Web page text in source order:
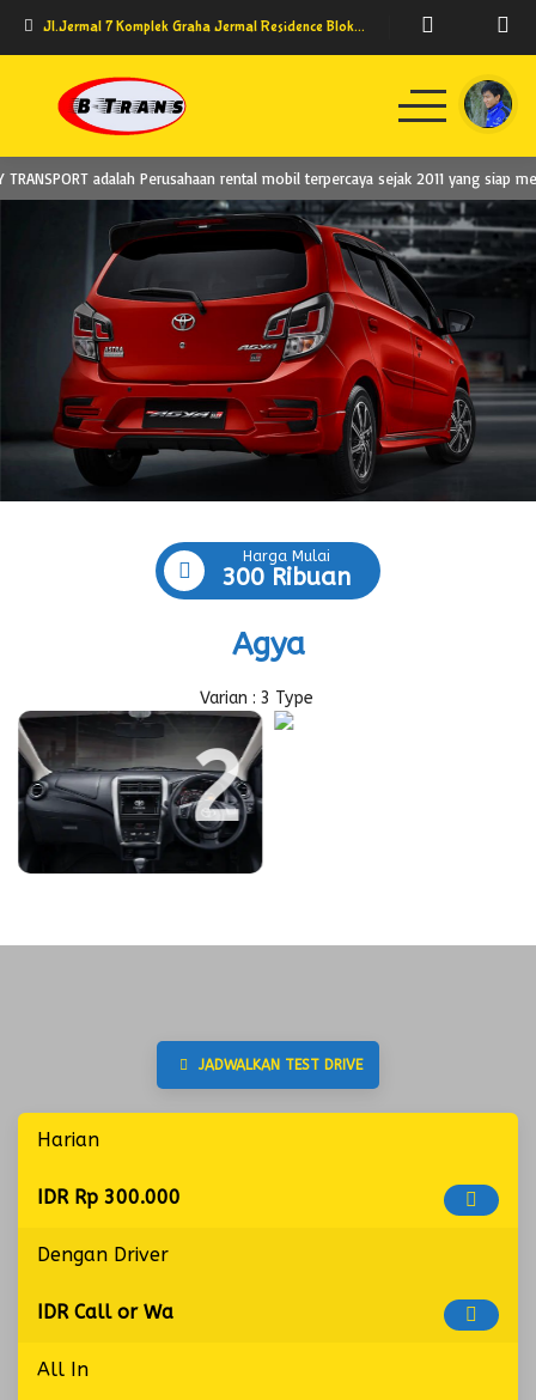
Jl.Jermal 7 Komplek Graha Jermal Residence Blok D11
Home
Model Kendaraan
Syarat dan Ketentuan
adalah Perusahaan rental mobil terpercaya sejak 2011 yang siap
Harga Mulai
300 Ribuan
Agya
Varian : 3 Type
2
JADWALKAN TEST DRIVE
Harian
IDR Rp 300.000
Dengan Driver
IDR Call or Wa
All In